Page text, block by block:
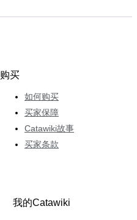
购买
如何购买
买家保障
Catawiki故事
买家条款
我的Catawiki